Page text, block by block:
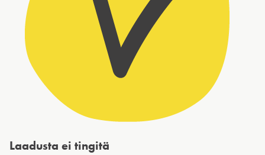
Laadusta ei tingitä